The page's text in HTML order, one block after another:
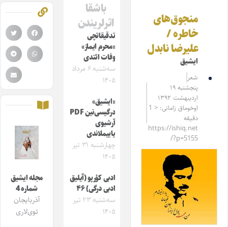
منجوق‌های
خاطره /
علیرضا نابدل
ایشیق
شعر
پنجشنبه ۱۹
اردیبهشت ۱۳۹۲
اوخوماق زامانی: < 1
دقیقه
https://ishiq.net
/?p=5155
باشقا
اثرلریندن
تدقیقاتچی
«محرم ایماز»
وفات ائتدی
سه‌شنبه ۶ مرداد
۱۴۰۵
«ایشیق»
درگیسی‌نین PDF
آرشیوی
یاییملاندی
چهارشنبه ۳۱ تیر
۱۴۰۵
ادبی کؤرپو (آیلیق
ادبی درگی) ۴۶
سه‌شنبه ۲۳ تیر
۱۴۰۵
مجله ایشیق
شماره 4
آذربایجان
توی‌لاری